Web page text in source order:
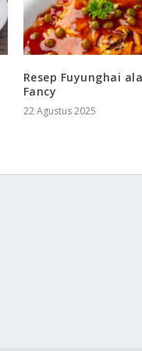
Resep Fuyunghai
Fancy
22 Agustus 2025